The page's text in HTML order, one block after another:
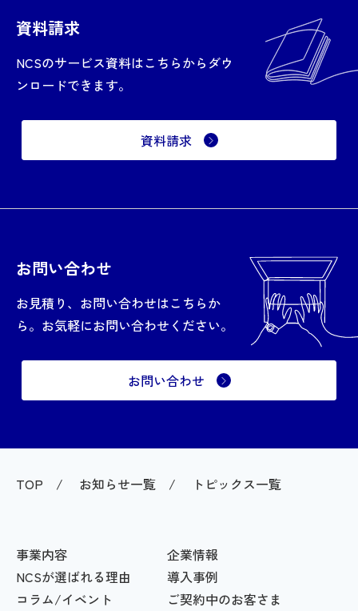
資料請求
NCSのサービス資料はこちらからダウ
ンロードできます。
資料請求
お問い合わせ
お見積り、お問い合わせはこちらか
ら。お気軽にお問い合わせください。
お問い合わせ
TOP お知らせ一覧 トピックス一覧
事業内容
企業情報
NCSが選ばれる理由
導入事例
コラム/イベント
ご契約中のお客さま